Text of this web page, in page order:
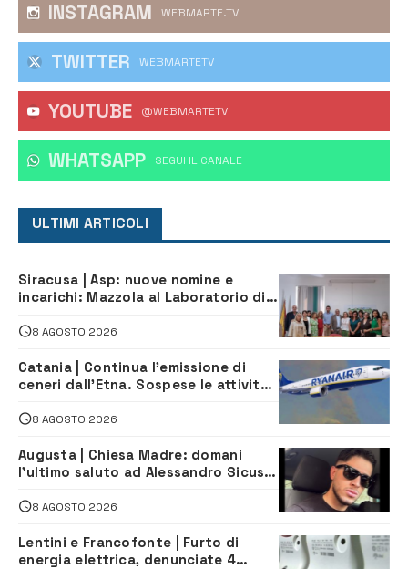
INSTAGRAM WEBMARTE.TV
TWITTER WEBMARTETV
YOUTUBE @WEBMARTETV
WHATSAPP ‎SEGUI IL CANALE
ULTIMI ARTICOLI
Siracusa | Asp: nuove nomine e
incarichi: Mazzola al Laboratorio di
Servizio Legale
8 AGOSTO 2026
Catania | Continua l’emissione di
ceneri dall’Etna. Sospese le attività
8 AGOSTO 2026
Augusta | Chiesa Madre: domani
l’ultimo saluto ad Alessandro Sicuso,
8 AGOSTO 2026
Lentini e Francofonte | Furto di
energia elettrica, denunciate 4